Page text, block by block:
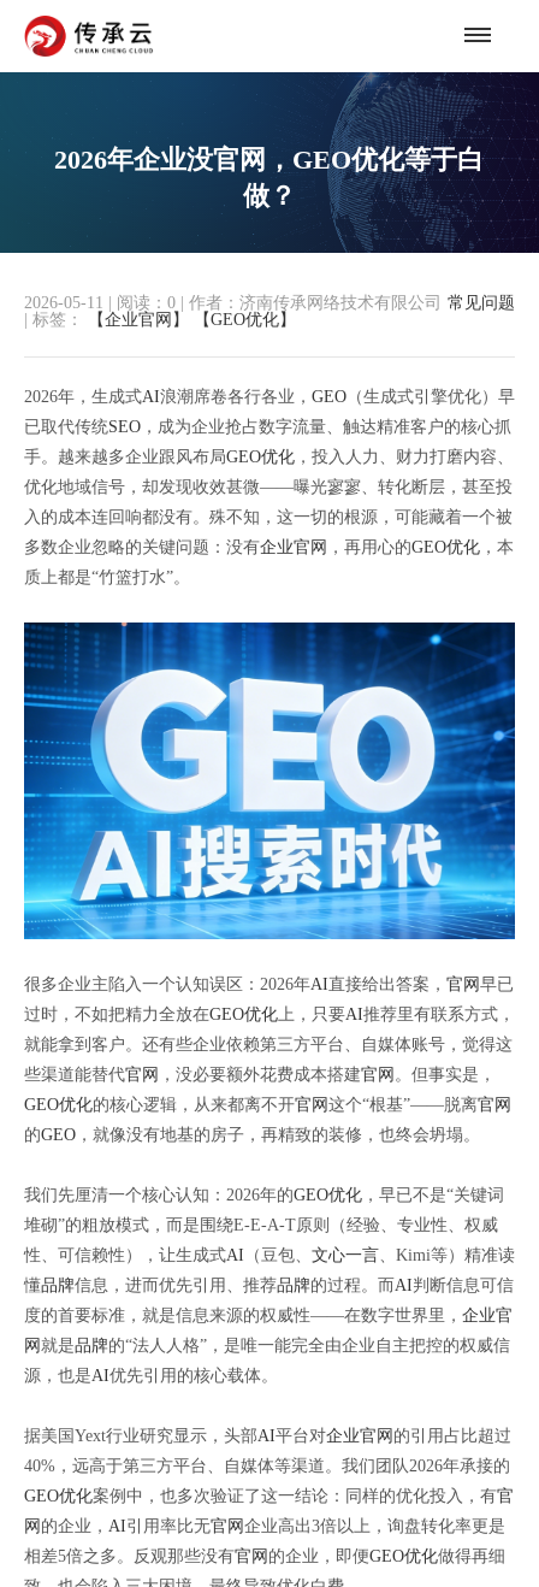
2026年企业没官网，GEO优化等于白
做？
常见问题
2026-05-11 阅读： 0
作者：济南传承网络技术有限公司
标签： 【企业官网】 【GEO优化】
2026年，生成式AI浪潮席卷各行各业， GEO （生成式引擎优化）早
已取代传统SEO ，成为企业抢占数字流量、触达精准客户的核心抓
手。越来越多企业跟风布局GEO优化 ，投入人力、财力打磨内容、
优化地域信号，却发现收效甚微——曝光寥寥、转化断层，甚至投
入的成本连回响都没有。殊不知，这一切的根源，可能藏着一个被
多数企业忽略的关键问题：没有企业官网 ，再用心的GEO优化 ，本
质上都是“竹篮打水”。
很多企业主陷入一个认知误区：2026年AI直接给出答案， 官网 早已
过时，不如把精力全放在GEO优化 上，只要AI推荐里有联系方式，
就能拿到客户。还有些企业依赖第三方平台、自媒体账号，觉得这
些渠道能替代官网 ，没必要额外花费成本搭建官网 。但事实是，
GEO优化的核心逻辑，从来都离不开官网 这个“根基”——脱离官网
的GEO ，就像没有地基的房子，再精致的装修，也终会坍塌。
我们先厘清一个核心认知：2026年的GEO优化 ，早已不是“关键词
堆砌”的粗放模式，而是围绕E-E-A-T原则（经验、专业性、权威
性、可信赖性），让生成式AI （豆包、 文心一言 、Kimi等）精准读
懂品牌信息，进而优先引用、推荐品牌的过程。而 AI判断信息可信
度的首要标准，就是信息来源的权威性——在数字世界里， 企业官
网 就是品牌的“法人人格”，是唯一能完全由企业自主把控的权威信
源，也是AI优先引用的核心载体。
据美国Yext行业研究显示，头部AI平台对企业官网 的引用占比超过
40%，远高于第三方平台、自媒体等渠道。我们团队2026年承接的
GEO优化案例中，也多次验证了这一结论：同样的优化投入，有官
网 的企业， AI引用率比无官网 企业高出3倍以上，询盘转化率更是
相差5倍之多。反观那些没有官网 的企业，即便GEO优化做得再细